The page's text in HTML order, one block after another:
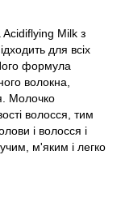
Acidiflying Milk з
для всіх
формула
волокна,
Молочко
волосся, тим
і волосся і
м'яким і легко